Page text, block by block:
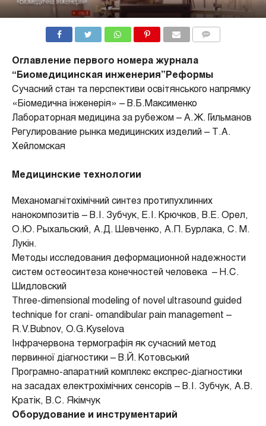
Оглавление первого номера журнала
“Биомедицинская инженерия” Реформы
Сучасний стан та перспективи освітянського напрямку
«Біомедична інженерія» – В.Б.Максименко
Лабораторная медицина за рубежом – А.Ж. Гильманов
Регулирование рынка медицинских изделий – Т.А.
Хейломская
Медицинские технологии
Механомагнітохімічний синтез протипухлинних
нанокомпозитів – В.І. Зубчук, Е.І. Крючков, В.Е. Орел,
О.Ю. Рыхальский, А.Д. Шевченко, А.П. Бурлака, С. М.
Лукін.
Методы исследования деформационной надежности
систем остеосинтеза конечностей человека – Н.С.
Шидловский
Three-dimensional modeling of novel ultrasound guided
technique for crani- omandibular pain management –
R.V.Bubnov, O.G.Kyselova
Інфрачервона термографія як сучасний метод
первинної діагностики – В.Й. Котовський
Програмно-апаратний комплекс експрес-діагностики
на засадах електрохімічних сенсорів – В.І. Зубчук, А.В.
Кратік, В.С. Якімчук
Оборудование и инструментарий